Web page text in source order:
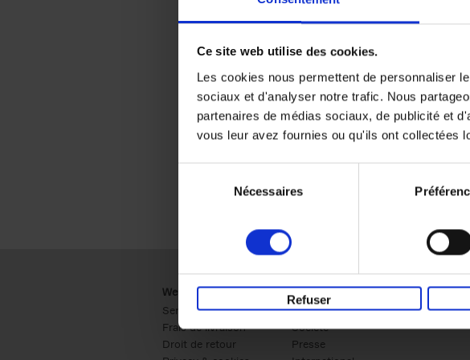
Ce site web utilise des cookies.
Les cookies nous permettent de personnaliser
sociaux et d'analyser notre trafic. Nous
partenaires de médias sociaux, de publicité et
vous leur avez fournies ou qu'ils ont collectées
Nécessaires
Refuser
Webshop
Service clients
Frais de livraison
Droit de retour
Business
Ventes
Société
Presse
Société
Qui